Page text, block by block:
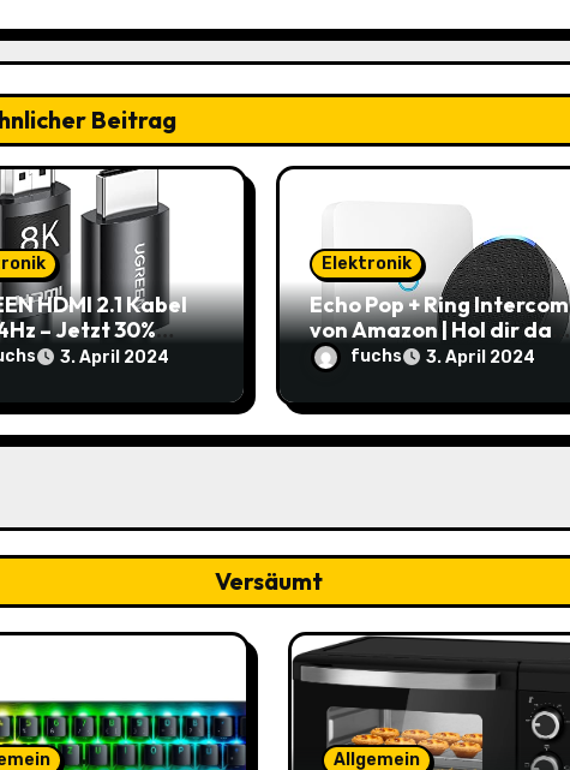
Beitrag
HDMI 2.1 Kabel
– Jetzt 30%
Nur 7,69€ statt
3. April 2024
Elektronik
Echo Pop + Ring Intercom
von Amazon | Hol dir das
smarte Zuhause zum
Schnäppchenpreis!
fuchs 3. April 2024
Versäumt
Allgemein